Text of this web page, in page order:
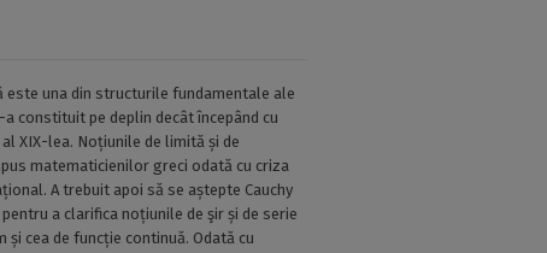
este una din structurile fundamentale ale
constituit pe deplin decât începând cu
XIX-lea. Noțiunile de limită și de
matematicienilor greci odată cu criza
A trebuit apoi să se aștepte Cauchy
pentru a clarifica noțiunile de şir și de serie
și cea de funcție continuă. Odată cu